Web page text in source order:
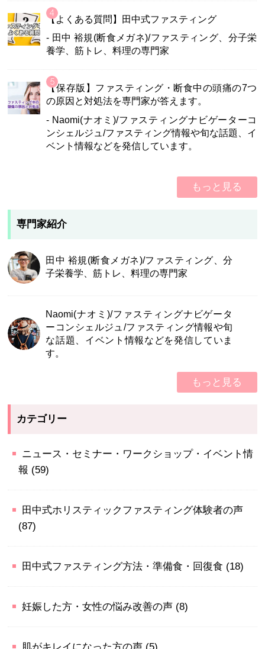
【よくある質問】田中式ファスティング
- 田中 裕規(断食メガネ)/ファスティング、分子栄
養学、筋トレ、料理の専門家
【保存版】ファスティング・断食中の頭痛の7つ
の原因と対処法を専門家が答えます。
- Naomi(ナオミ)/ファスティングナビゲーターコ
ンシェルジュ/ファスティング情報や旬な話題、イ
ベント情報などを発信しています。
もっと見る
専門家紹介
田中 裕規(断食メガネ)/ファスティング、分
子栄養学、筋トレ、料理の専門家
Naomi(ナオミ)/ファスティングナビゲータ
ーコンシェルジュ/ファスティング情報や旬
な話題、イベント情報などを発信していま
す。
もっと見る
カテゴリー
ニュース・セミナー・ワークショップ・イベント情
報 (59)
田中式ホリスティックファスティング体験者の声
(87)
田中式ファスティング方法・準備食・回復食 (18)
妊娠した方・女性の悩み改善の声 (8)